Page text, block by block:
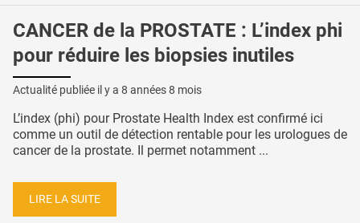
CANCER de la PROSTATE : L’index phi
pour réduire les biopsies inutiles
Actualité publiée il y a 8 années 8 mois
L’index (phi) pour Prostate Health Index est confirmé ici
comme un outil de détection rentable pour les urologues de
cancer de la prostate. Il permet notamment ...
LIRE LA SUITE